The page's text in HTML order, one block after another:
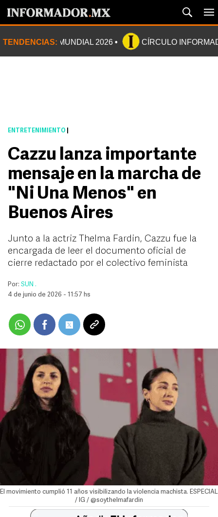
TENDENCIAS: MUNDIAL 2026 CÍRCULO
ENTRETENIMIENTO
Cazzu lanza importante
mensaje en la marcha de
"Ni Una Menos" en
Buenos Aires
Junto a la actriz Thelma Fardin, Cazzu fue la
encargada de leer el documento oficial de
cierre redactado por el colectivo feminista
Por: SUN .
4 de junio de 2026 - 11:57 hs
El movimiento cumplió 11 años visibilizando la violencia machista. ESPECIAL
/ IG / @soythelmafardin